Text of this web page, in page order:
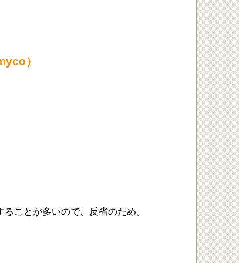
）
ことが多いので、反省のため。